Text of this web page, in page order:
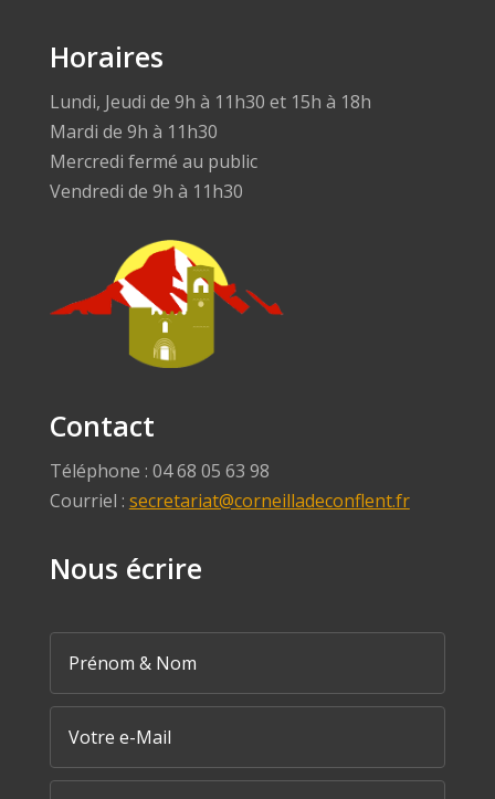
Horaires
Lundi, Jeudi de 9h à 11h30 et 15h à 18h
Mardi de 9h à 11h30
Mercredi fermé au public
Vendredi de 9h à 11h30
Contact
Téléphone : 04 68 05 63 98
Courriel : secretariat@corneilladeconflent.fr
Nous écrire